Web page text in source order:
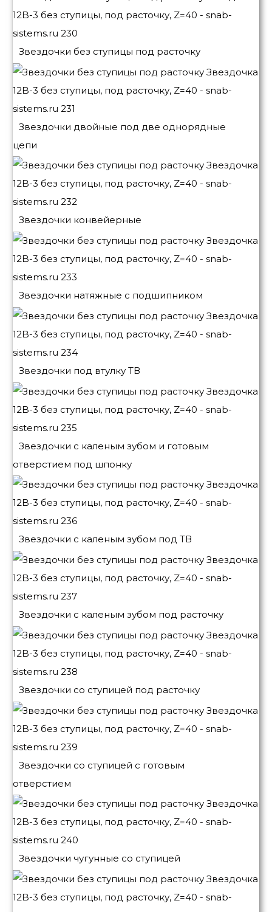
Звездочки без ступицы под расточку
Звездочки двойные под две однорядные
цепи
Звездочки конвейерные
Звездочки натяжные с подшипником
Звездочки под втулку ТВ
Звездочки с каленым зубом и готовым
отверстием под шпонку
Звездочки с каленым зубом под ТВ
Звездочки с каленым зубом под расточку
Звездочки со ступицей под расточку
Звездочки со ступицей с готовым
отверстием
Звездочки чугунные со ступицей